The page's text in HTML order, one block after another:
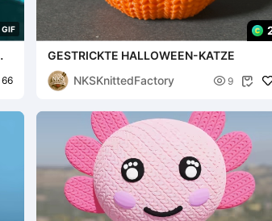
GIF
66
GESTRICKTE HALLOWEEN-KATZE
NKSKnittedFactory
 9 